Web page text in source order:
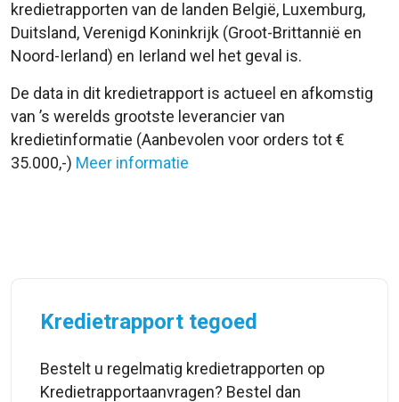
kredietrapporten van de landen België, Luxemburg,
Duitsland, Verenigd Koninkrijk (Groot-Brittannië en
Noord-Ierland) en Ierland wel het geval is.
De data in dit kredietrapport is actueel en afkomstig
van ’s werelds grootste leverancier van
kredietinformatie (Aanbevolen voor orders tot €
35.000,-) Meer informatie
Kredietrapport tegoed
Bestelt u regelmatig kredietrapporten op
Kredietrapportaanvragen? Bestel dan